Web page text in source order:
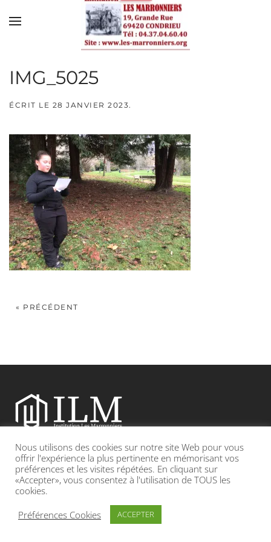
Skip to main content
IMG_5025
ÉCRIT LE 28 JANVIER 2023.
« PRÉCÉDENT
Etablissement catholique sous contrat d’association avec l’Etat
Adresse : 19, Grande rue 69420 CONDRIEU
INFOS LÉGALES POLITIQUE DE CONFIDENTIALITÉ
Nous utilisons des cookies sur notre site Web pour vous
offrir l'expérience la plus pertinente en mémorisant vos
préférences et les visites répétées. En cliquant sur
«Accepter», vous consentez à l'utilisation de TOUS les
cookies.
Préférences Cookies
ACCEPTER